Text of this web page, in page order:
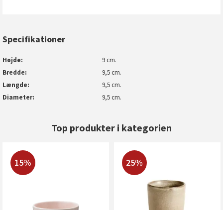
Specifikationer
Højde
9 cm.
Bredde
9,5 cm.
Længde
9,5 cm.
Diameter
9,5 cm.
Top produkter i kategorien
15% 25%